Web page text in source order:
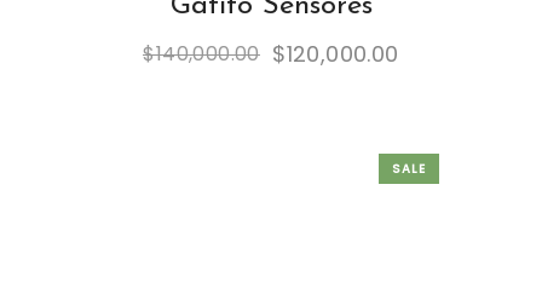
Gatito Sensores
$140,000.00 $120,000.00
SALE